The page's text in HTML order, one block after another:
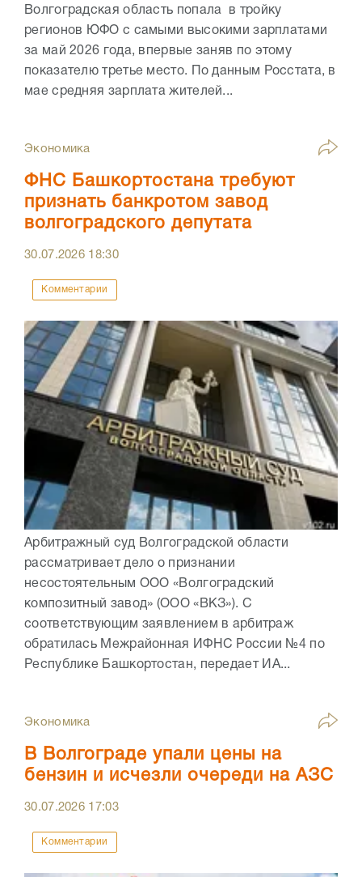
Волгоградская область попала в тройку
регионов ЮФО с самыми высокими зарплатами
за май 2026 года, впервые заняв по этому
показателю третье место. По данным Росстата, в
мае средняя зарплата жителей...
Экономика
ФНС Башкортостана требуют
признать банкротом завод
волгоградского депутата
30.07.2026 18:30
Комментарии
Арбитражный суд Волгоградской области
рассматривает дело о признании
несостоятельным ООО «Волгоградский
композитный завод» (ООО «ВКЗ»). С
соответствующим заявлением в арбитраж
обратилась Межрайонная ИФНС России №4 по
Республике Башкортостан, передает ИА...
Экономика
В Волгограде упали цены на
бензин и исчезли очереди на АЗС
30.07.2026 17:03
Комментарии